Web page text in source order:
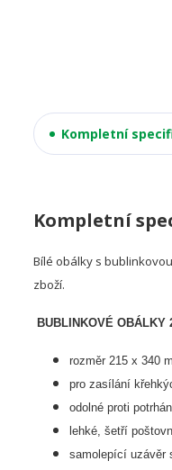
Kompletní
Kompletní
Bílé obálky s
BUBLINKOVÉ OBÁLKY
rozměr 215 x 340
pro zasílání
odolné proti
lehké, šetří
samolepící uzávěr